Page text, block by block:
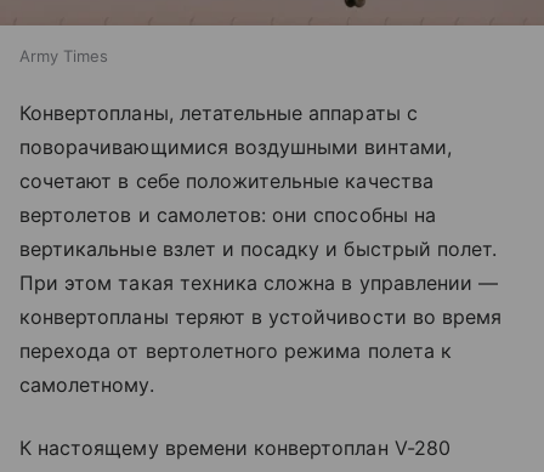
Army Times
Конвертопланы, летательные аппараты с
поворачивающимися воздушными винтами,
сочетают в себе положительные качества
вертолетов и самолетов: они способны на
вертикальные взлет и посадку и быстрый полет.
При этом такая техника сложна в управлении —
конвертопланы теряют в устойчивости во время
перехода от вертолетного режима полета к
самолетному.
К настоящему времени конвертоплан V-280